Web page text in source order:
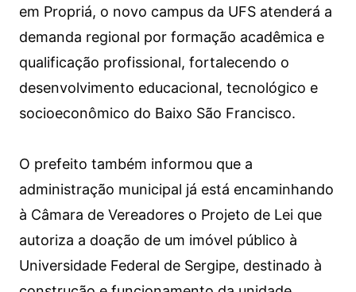
em Propriá, o novo campus da UFS atenderá a
demanda regional por formação acadêmica e
qualificação profissional, fortalecendo o
desenvolvimento educacional, tecnológico e
socioeconômico do Baixo São Francisco.
O prefeito também informou que a
administração municipal já está encaminhando
à Câmara de Vereadores o Projeto de Lei que
autoriza a doação de um imóvel público à
Universidade Federal de Sergipe, destinado à